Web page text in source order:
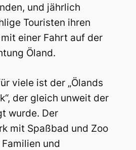
und jährlich
Touristen ihren
einer Fahrt auf der
Öland.
viele ist der „Ölands
der gleich unweit der
wurde. Der
mit Spaßbad und Zoo
und